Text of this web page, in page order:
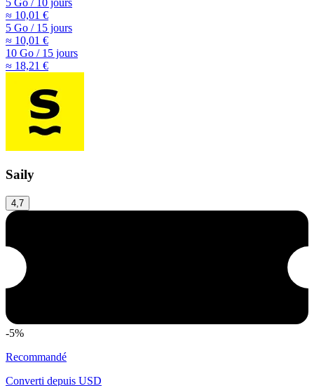
5 Go /10 jours
≈ 10,01 €
5 Go /15 jours
≈ 10,01 €
10 Go /15 jours
≈ 18,21 €
Saily
4,7
-5%
Recommandé
Converti depuis USD